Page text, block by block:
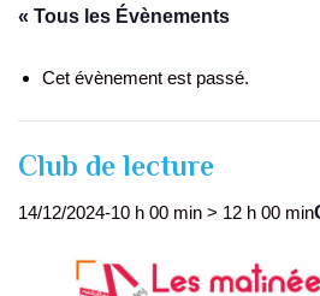
« Tous les Évènements
Cet évènement est passé.
Club de lecture
14/12/2024-10 h 00 min > 12 h 00 min